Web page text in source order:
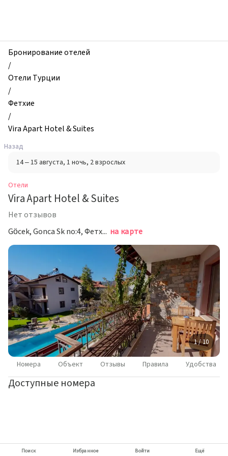
Vira
Apart
Hotel
&
Suites,
Фетхие,
Турция
Бронирование отелей
/
Отели Турции
/
Фетхие
/
Vira Apart Hotel & Suites
Назад
14 – 15 августа, 1 ночь, 2 взрослых
Отели
Vira Apart Hotel & Suites
Нет отзывов
Göcek, Gonca Sk no:4, Фетхие на карте
1 / 10
Номера Объект Отзывы Правила Удобства
Доступные номера
Поиск Избранное Войти Ещё